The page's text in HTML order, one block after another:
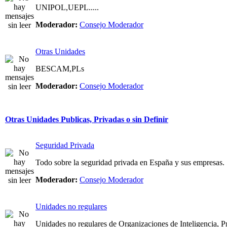
UNIPOL,UEPL.....
Moderador: Consejo Moderador
Otras Unidades
BESCAM,PLs
Moderador: Consejo Moderador
Otras Unidades Publicas, Privadas o sin Definir
Seguridad Privada
Todo sobre la seguridad privada en España y sus empresas.
Moderador: Consejo Moderador
Unidades no regulares
Unidades no regulares de Organizaciones de Inteligencia,